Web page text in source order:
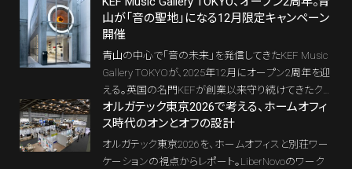
（木）まで。PENT.の日本正規輸入販売元である株式
会社dux（デュクス）が主催するもので、PENT.が掲げ
る「Interior Fitness」の思想を、実際に見て、触れて、
体感できる機会となる。
山が「音の聖地」になる12月限定キャンペーン
開催
青山の中心で「音の未来」を発信してきたKEF Music
Gallery TOKYOが、2025年12月にオープン2周年を迎
える。英国の名門KEFが創業以来守り続けてきたクラ
フトマンシップと革新性を、建築・インテリア・アートと
ともに体験できる同ギャラリーは、いまや東京を象徴
するサウンド・デスティネーション。その節目を祝して、
12月2日〜26日の期間限定で、来場特典から香りの
オルガテック東京2026で考える、ホームオフィ
ス時代のオンとオフの設計
オルガテック東京2026を、ホームオフィスと別荘ワー
ケーションの視点からレポート。LiberNovoのワーク